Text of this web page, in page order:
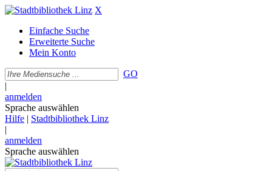
X
Einfache Suche
Erweiterte Suche
Mein Konto
GO
|
anmelden
Sprache auswählen
Hilfe | Stadtbibliothek Linz
|
anmelden
Sprache auswählen